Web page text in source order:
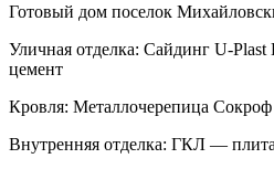
Готовый дом поселок
Уличная отделка: Сайдинг U-
цемент
Кровля: Металлочерепица
Внутренняя отделка: ГКЛ —